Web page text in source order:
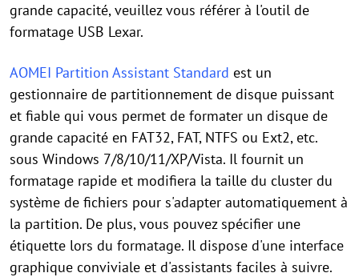
grande capacité, veuillez vous référer à l'outil de
formatage USB Lexar.
AOMEI Partition Assistant Standard est un
gestionnaire de partitionnement de disque puissant
et fiable qui vous permet de formater un disque de
grande capacité en FAT32, FAT, NTFS ou Ext2, etc.
sous Windows 7/8/10/11/XP/Vista. Il fournit un
formatage rapide et modifiera la taille du cluster du
système de fichiers pour s'adapter automatiquement à
la partition. De plus, vous pouvez spécifier une
étiquette lors du formatage. Il dispose d'une interface
graphique conviviale et d'assistants faciles à suivre.